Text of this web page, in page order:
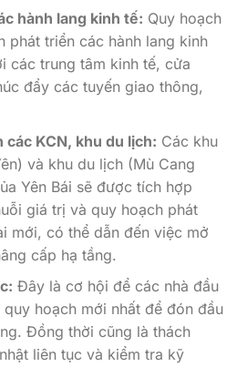
hành lang kinh tế: Quy hoạch
phát triển các hành lang kinh
các trung tâm kinh tế, cửa
đẩy các tuyến giao thông,
KCN, khu du lịch: Các khu
và khu du lịch (Mù Cang
Yên Bái sẽ được tích hợp
giá trị và quy hoạch phát
mới, có thể dẫn đến việc mở
cấp hạ tầng.
Đây là cơ hội để các nhà đầu
hoạch mới nhất để đón đầu
Đồng thời cũng là thách
liên tục và kiểm tra kỹ